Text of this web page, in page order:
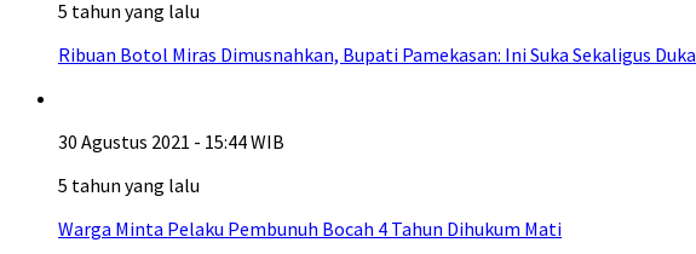
5 tahun yang lalu
Ribuan Botol Miras Dimusnahkan, Bupati Pamekasan: Ini Suka Sekaligus Duka
30 Agustus 2021 - 15:44 WIB
5 tahun yang lalu
Warga Minta Pelaku Pembunuh Bocah 4 Tahun Dihukum Mati